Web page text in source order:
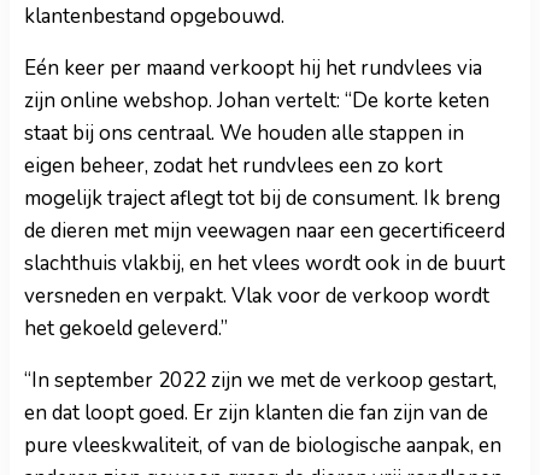
klantenbestand opgebouwd.
Eén keer per maand verkoopt hij het rundvlees via
zijn online webshop. Johan vertelt: “De korte keten
staat bij ons centraal. We houden alle stappen in
eigen beheer, zodat het rundvlees een zo kort
mogelijk traject aflegt tot bij de consument. Ik breng
de dieren met mijn veewagen naar een gecertificeerd
slachthuis vlakbij, en het vlees wordt ook in de buurt
versneden en verpakt. Vlak voor de verkoop wordt
het gekoeld geleverd.”
“In september 2022 zijn we met de verkoop gestart,
en dat loopt goed. Er zijn klanten die fan zijn van de
pure vleeskwaliteit, of van de biologische aanpak, en